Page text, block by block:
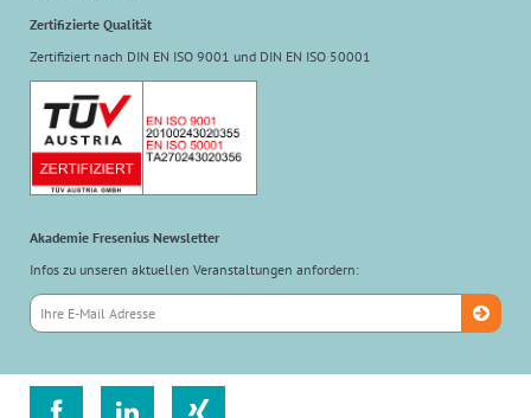
Zertifizierte Qualität
Zertifiziert nach DIN EN ISO 9001 und DIN EN ISO 50001
Akademie Fresenius Newsletter
Infos zu unseren aktuellen Veranstaltungen anfordern: